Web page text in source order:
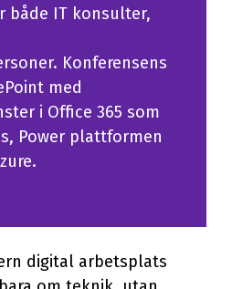
både IT konsulter,
Konferensens
med
i Office 365 som
Power plattformen
digital arbetsplats